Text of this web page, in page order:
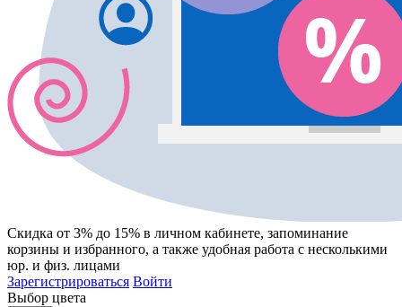
Скидка от 3% до 15% в личном кабинете, запоминание
корзины и избранного, а также удобная работа с несколькими
юр. и физ. лицами
Зарегистрироваться Войти
Выбор цвета